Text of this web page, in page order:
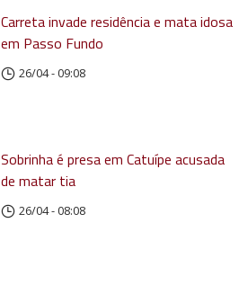
Carreta invade residência e mata idosa
em Passo Fundo
26/04 - 09:08
Sobrinha é presa em Catuípe acusada
de matar tia
26/04 - 08:08